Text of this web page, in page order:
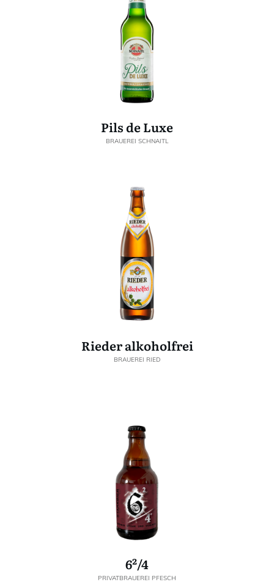
Pils de Luxe
BRAUEREI SCHNAITL
Rieder alkoholfrei
BRAUEREI RIED
6²/4
PRIVATBRAUEREI PFESCH